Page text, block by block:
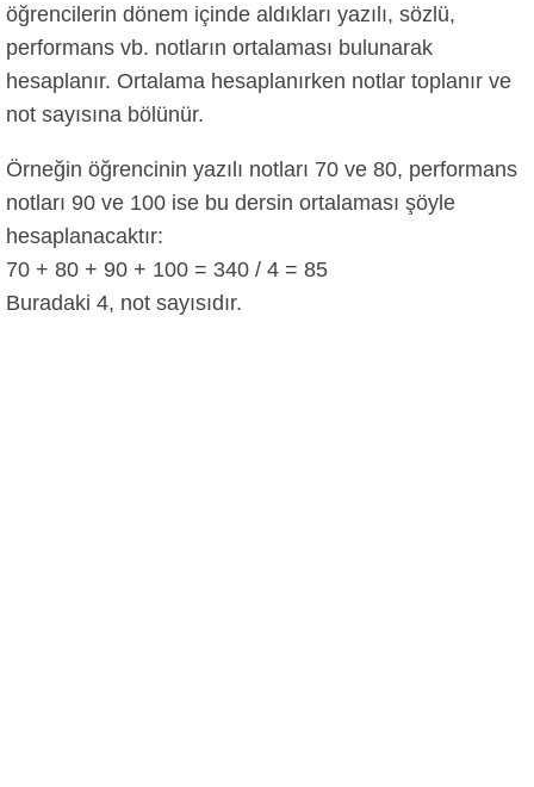
öğrencilerin dönem içinde aldıkları yazılı, sözlü,
performans vb. notların ortalaması bulunarak
hesaplanır. Ortalama hesaplanırken notlar toplanır ve
not sayısına bölünür.
Örneğin öğrencinin yazılı notları 70 ve 80, performans
notları 90 ve 100 ise bu dersin ortalaması şöyle
hesaplanacaktır:
70 + 80 + 90 + 100 = 340 / 4 = 85
Buradaki 4, not sayısıdır.